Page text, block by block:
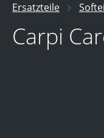
Ersatzteile
Carpi